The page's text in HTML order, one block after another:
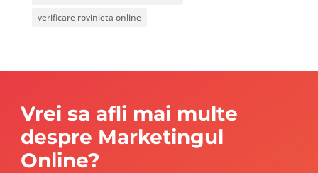
verificare rovinieta online
Vrei sa afli mai multe
despre Marketingul
Online?